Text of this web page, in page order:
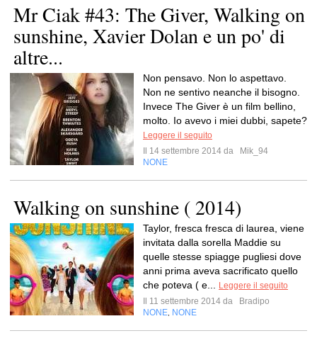
Mr Ciak #43: The Giver, Walking on
sunshine, Xavier Dolan e un po' di
altre...
Non pensavo. Non lo aspettavo.
Non ne sentivo neanche il bisogno.
Invece The Giver è un film bellino,
molto. Io avevo i miei dubbi, sapete?
Leggere il seguito
Il 14 settembre 2014 da
Mik_94
NONE
Walking on sunshine ( 2014)
Taylor, fresca fresca di laurea, viene
invitata dalla sorella Maddie su
quelle stesse spiagge pugliesi dove
anni prima aveva sacrificato quello
che poteva ( e...
Leggere il seguito
Il 11 settembre 2014 da
Bradipo
NONE NONE